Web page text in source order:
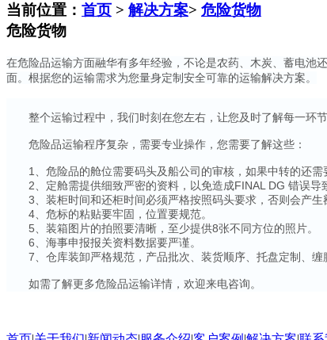
当前位置： 首页 > 解决方案> 危险货物
危险货物
在危险品运输方面融华有多年经验，不论是农药、木炭、蓄电池
面。根据您的运输需求为您量身定制安全可靠的运输解决方案。
整个运输过程中，我们时刻在您左右，让您及时了解每一环节
危险品运输程序复杂，需要专业操作，您需要了解这些：
1、危险品的舱位需要码头及船公司的审核，如果中转的还需
2、定舱需提供细致严密的资料，以免造成FINAL DG 错误导
3、装柜时间和还柜时间必须严格按照码头要求，否则会产生
4、危标的粘贴要牢固，位置要规范。
5、装箱图片的拍照要清晰，至少提供8张不同方位的照片。
6、海事申报报关资料数据要严谨。
7、仓库装卸严格规范，产品批次、装货顺序、托盘定制、缠
如需了解更多危险品运输详情，欢迎来电咨询。